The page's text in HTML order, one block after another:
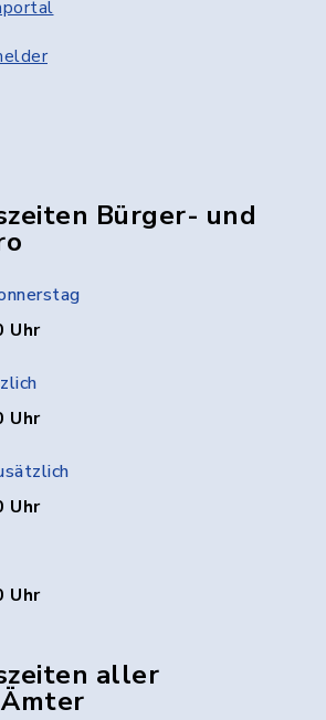
Bürger- und
Uhr
Uhr
Uhr
Uhr
aller